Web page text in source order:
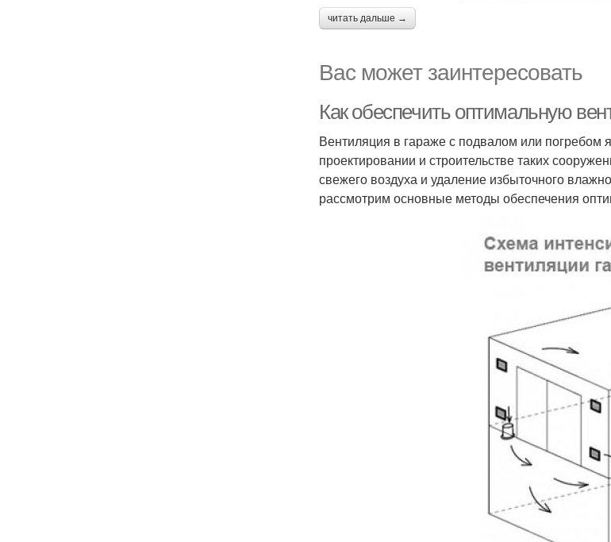
читать дальше →
Вас может заинтересовать
Как обеспечить оптимальную
Вентиляция в гараже с подвалом или погребом
проектировании и строительстве таких
свежего воздуха и удаление избыточного
рассмотрим основные методы обеспечения